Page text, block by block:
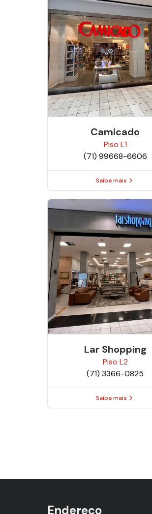
Camicado
Piso L1
(71) 99668-6606
Saiba mais
Lar Shopping
Piso L2
(71) 3366-0825
Saiba mais
Endereço